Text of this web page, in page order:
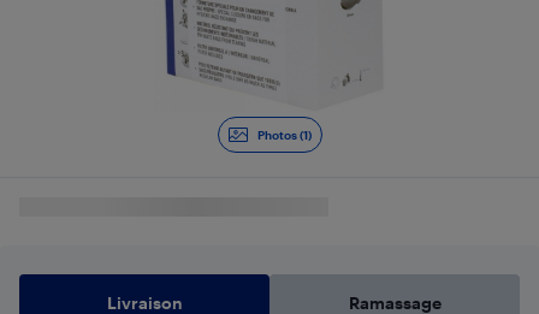
Photos (1)
Livraison Ramassage